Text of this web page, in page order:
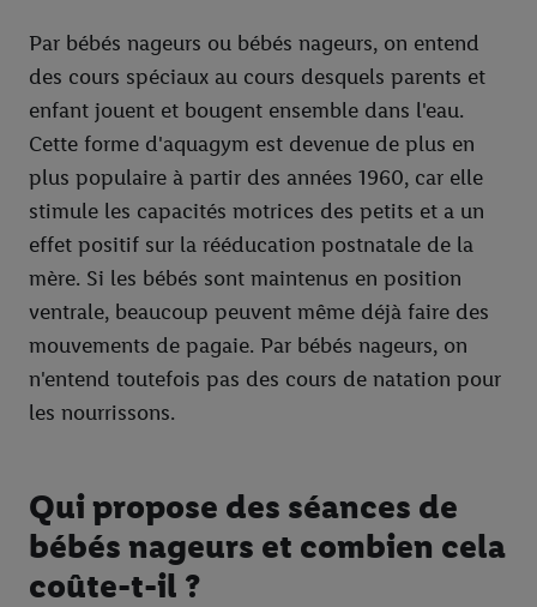
Par bébés nageurs ou bébés nageurs, on entend
des cours spéciaux au cours desquels parents et
enfant jouent et bougent ensemble dans l'eau.
Cette forme d'aquagym est devenue de plus en
plus populaire à partir des années 1960, car elle
stimule les capacités motrices des petits et a un
effet positif sur la rééducation postnatale de la
mère. Si les bébés sont maintenus en position
ventrale, beaucoup peuvent même déjà faire des
mouvements de pagaie. Par bébés nageurs, on
n'entend toutefois pas des cours de natation pour
les nourrissons.
Qui propose des séances de
bébés nageurs et combien cela
coûte-t-il ?